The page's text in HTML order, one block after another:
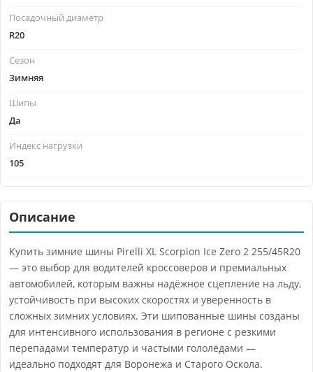
Посадочный диаметр
R20
Сезон
Зимняя
Шипы
Да
Индекс нагрузки
105
Описание
Купить зимние шины Pirelli XL Scorpion Ice Zero 2 255/45R20
— это выбор для водителей кроссоверов и премиальных
автомобилей, которым важны надёжное сцепление на льду,
устойчивость при высоких скоростях и уверенность в
сложных зимних условиях. Эти шипованные шины созданы
для интенсивного использования в регионе с резкими
перепадами температур и частыми гололёдами —
идеально подходят для Воронежа и Старого Оскола.